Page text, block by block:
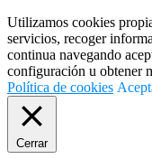
Utilizamos cookies
servicios, recoger
continua navegando
configuración u obtener
Política de cookies
Cerrar